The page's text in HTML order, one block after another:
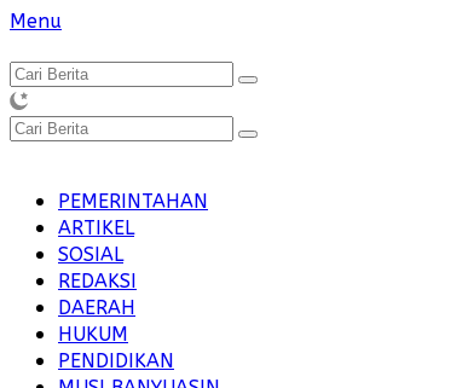
Langsung
konten
Menu
PEMERINTAHAN
ARTIKEL
SOSIAL
REDAKSI
DAERAH
HUKUM
PENDIDIKAN